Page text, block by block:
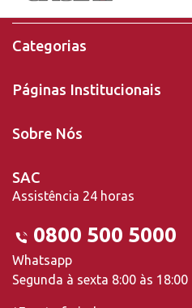
Categorias
Páginas Institucionais
Sobre Nós
SAC
Assistência 24 horas
0800 500 5000
Whatsapp
Segunda à sexta 8:00 às 18:00